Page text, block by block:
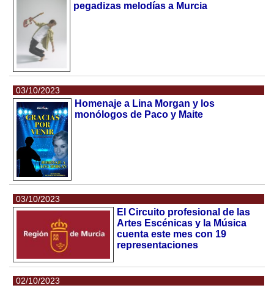
pegadizas melodías a Murcia
03/10/2023
Homenaje a Lina Morgan y los
monólogos de Paco y Maite
03/10/2023
El Circuito profesional de las
Artes Escénicas y la Música
cuenta este mes con 19
representaciones
02/10/2023